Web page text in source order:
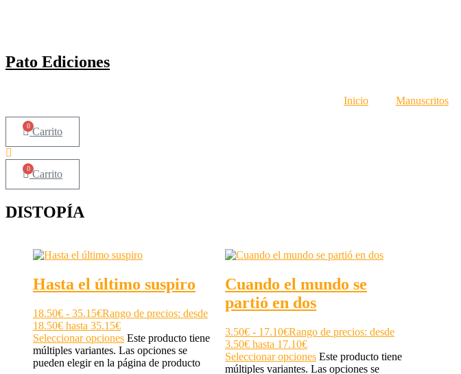
Pato Ediciones
Inicio Manuscritos
0 Carrito
0 Carrito
DISTOPÍA
Hasta el último suspiro
18.50€ - 35.15€Rango de precios: desde
18.50€ hasta 35.15€
Seleccionar opciones Este producto tiene
múltiples variantes. Las opciones se
pueden elegir en la página de producto
Cuando el mundo se
partió en dos
3.50€ - 17.10€Rango de precios: desde
3.50€ hasta 17.10€
Seleccionar opciones Este producto tiene
múltiples variantes. Las opciones se